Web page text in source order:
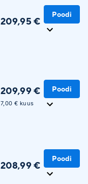
209,95 €
Poodi
209,99 €
7,00 € kuus
Poodi
208,99 €
Poodi